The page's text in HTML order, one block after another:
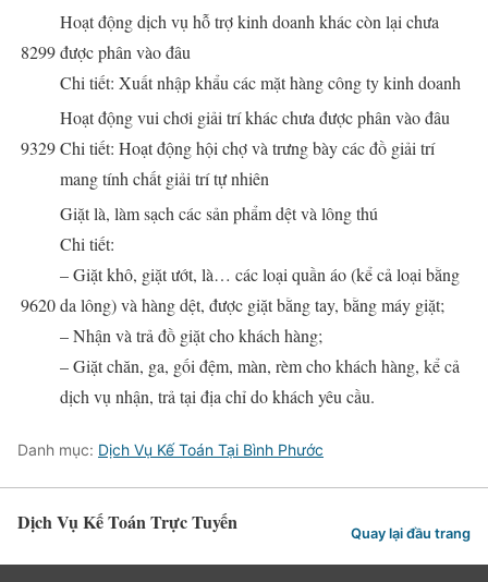
8299
Hoạt động dịch vụ hỗ trợ kinh doanh khác còn lại chưa
được phân vào đâu
Chi tiết: Xuất nhập khẩu các mặt hàng công ty kinh doanh
9329
Hoạt động vui chơi giải trí khác chưa được phân vào đâu
Chi tiết: Hoạt động hội chợ và trưng bày các đồ giải trí
mang tính chất giải trí tự nhiên
9620
Giặt là, làm sạch các sản phẩm dệt và lông thú
Chi tiết:
– Giặt khô, giặt ướt, là… các loại quần áo (kể cả loại bằng
da lông) và hàng dệt, được giặt bằng tay, bằng máy giặt;
– Nhận và trả đồ giặt cho khách hàng;
– Giặt chăn, ga, gối đệm, màn, rèm cho khách hàng, kể cả
dịch vụ nhận, trả tại địa chỉ do khách yêu cầu.
Danh mục: Dịch Vụ Kế Toán Tại Bình Phước
Dịch Vụ Kế Toán Trực Tuyến Quay lại đầu trang